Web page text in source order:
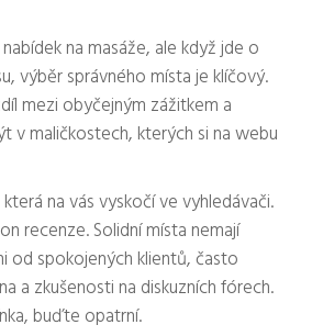
na masáže, ale když jde o
výběr správného místa je klíčový.
mezi obyčejným zážitkem a
v maličkostech, kterých si na webu
na vás vyskočí ve vyhledávači.
recenze. Solidní místa nemají
od spokojených klientů, často
a zkušenosti na diskuzních fórech.
buďte opatrní.